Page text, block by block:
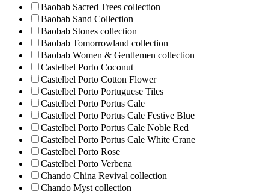
Baobab Sacred Trees collection
Baobab Sand Collection
Baobab Stones collection
Baobab Tomorrowland collection
Baobab Women & Gentlemen collection
Castelbel Porto Coconut
Castelbel Porto Cotton Flower
Castelbel Porto Portuguese Tiles
Castelbel Porto Portus Cale
Castelbel Porto Portus Cale Festive Blue
Castelbel Porto Portus Cale Noble Red
Castelbel Porto Portus Cale White Crane
Castelbel Porto Rose
Castelbel Porto Verbena
Chando China Revival collection
Chando Myst collection